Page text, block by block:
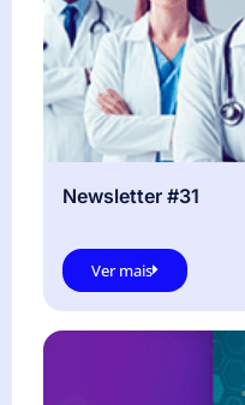
Newsletter #31
Ver mais